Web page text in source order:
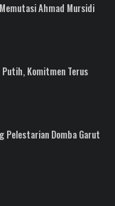
Ahmad Mursidi
Putih, Komitmen Terus
Pelestarian Domba Garut